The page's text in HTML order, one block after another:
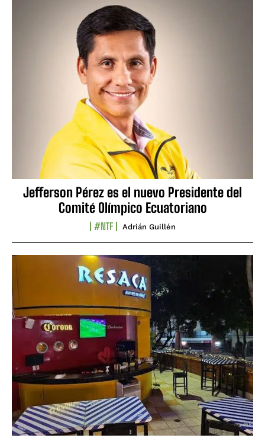
Jefferson Pérez es el nuevo Presidente del
Comité Olímpico Ecuatoriano
#NTF Adrián Guillén